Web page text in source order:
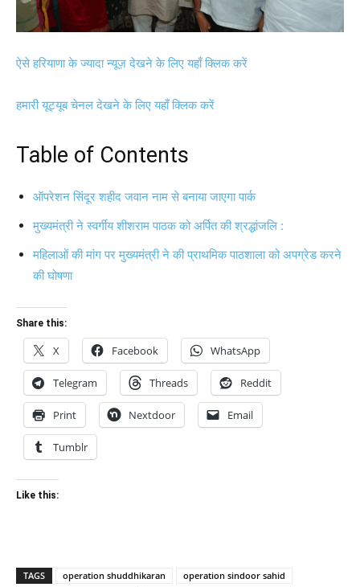
ऐसे हरियाणा के ज्यादा न्यूज़ देखने के लिए यहाँ क्लिक करें
हमारी यूट्यूब चेनल देखने के लिए यहाँ क्लिक करें
Table of Contents
ऑपरेशन सिंदूर शहीद जवान नाम से बनाया जाएगा पार्क
मुख्यमंत्री ने स्वर्गीय शीशराम पाठक को अर्पित की श्रद्धांजलि :
महिलाओं की मांग पर मुख्यमंत्री ने की प्राथमिक पाठशाला को अपग्रेड करने
की घोषणा
Share this:
X Facebook WhatsApp
Telegram Threads Reddit
Print Nextdoor Email
Tumblr
Like this:
TAGS operation shuddhikaran
operation sindoor sahid